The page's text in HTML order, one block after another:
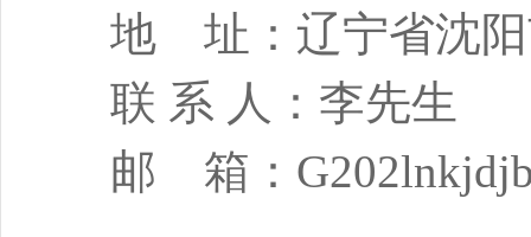
地 址：辽宁省沈阳
联 系 人：李先生
邮 箱：